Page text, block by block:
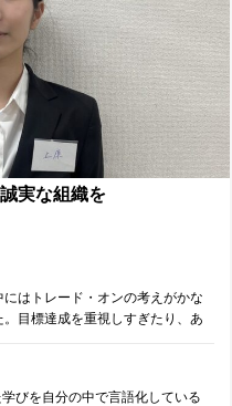
実な組織を
はトレード・オンの考えがかな
目標達成を重視しすぎたり、あ
びを自分の中で言語化している